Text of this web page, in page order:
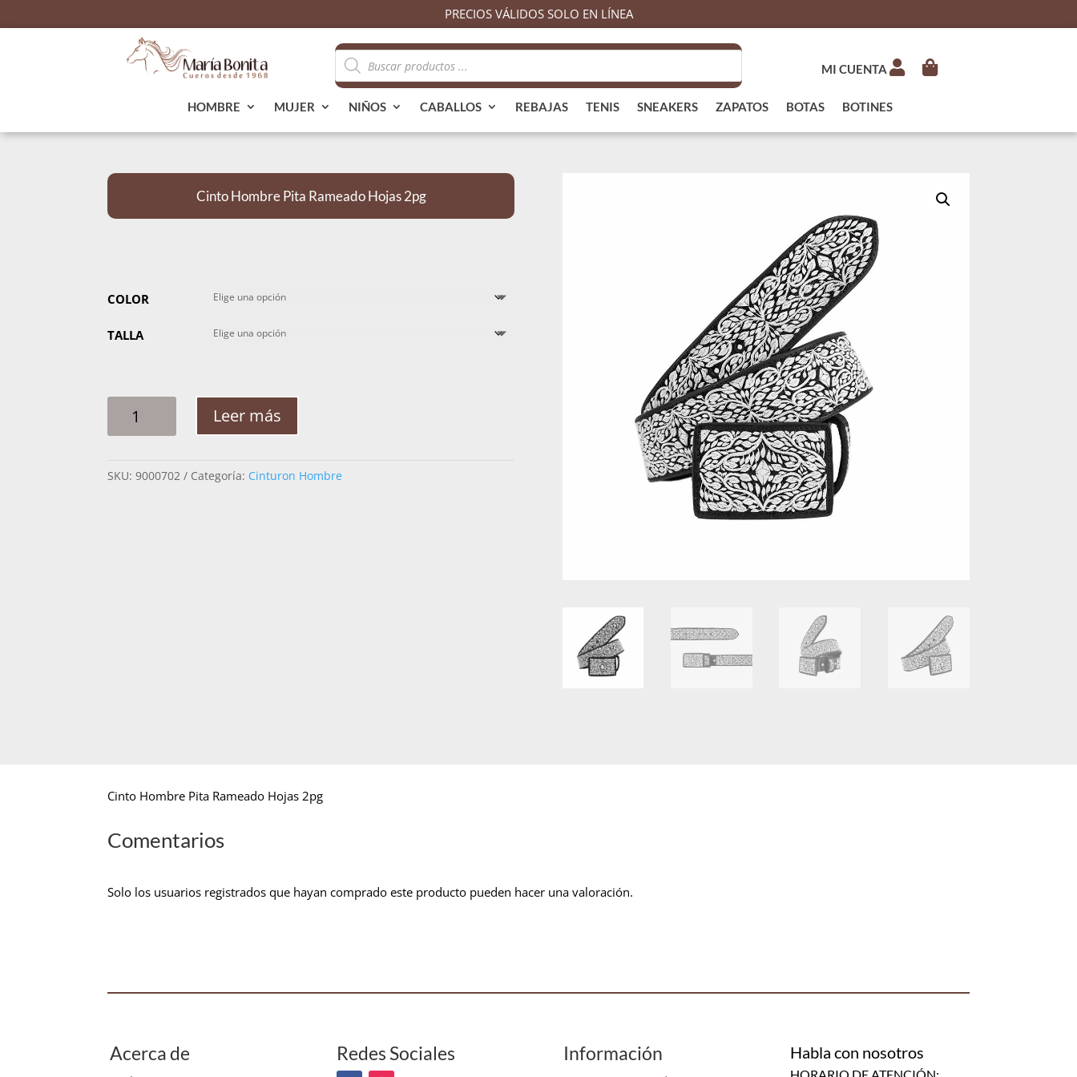
PRECIOS VÁLIDOS SOLO EN LÍNEA
Búsqueda
de
productos
MI CUENTA
HOMBRE MUJER NIÑOS CABALLOS REBAJAS TENIS SNEAKERS ZAPATOS BOTAS BOTINES
Cinto Hombre Pita Rameado Hojas 2pg
COLOR
TALLA
HOMBRE
HOJAS
Leer más
SKU:9000702 Categoría: Cinturon Hombre
Cinto Hombre Pita Rameado Hojas 2pg
Comentarios
Solo los usuarios registrados que hayan comprado este producto pueden hacer una valoración.
Acerca de Redes Sociales Información Habla con nosotros
HORARIO DE ATENCIÓN: